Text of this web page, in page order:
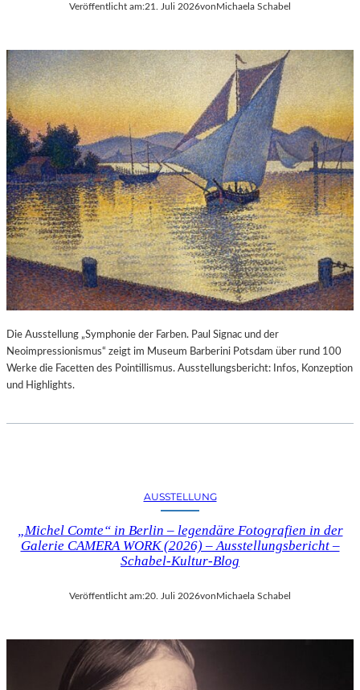
Veröffentlicht am:21. Juli 2026vonMichaela Schabel
Die Ausstellung „Symphonie der Farben. Paul Signac und der
Neoimpressionismus“ zeigt im Museum Barberini Potsdam über rund 100
Werke die Facetten des Pointillismus. Ausstellungsbericht: Infos, Konzeption
und Highlights.
AUSSTELLUNG
„Michel Comte“ in Berlin – legendäre Fotografien in der
Galerie CAMERA WORK (2026) – Ausstellungsbericht –
Schabel-Kultur-Blog
Veröffentlicht am:20. Juli 2026vonMichaela Schabel